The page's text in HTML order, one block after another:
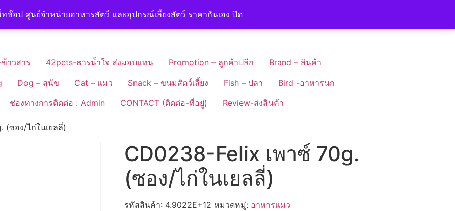
ทช๊อป ศูนย์จำหน่ายอาหารสัตว์ และอุปกรณ์เลี้ยงสัตว์ ราคากันเอง ปิด
าวสาร 42pets-ธารน้ำใจ ส่งมอบแทน Promotion – ลูกค้าปลีก
Brand – สินค้า
Dog – สุนัข Cat – แมว Snack – ขนมสัตว์เลี้ยง Fish – ปลา
Bird -อาหารนก
ช่องทางการติดต่อ : Admin CONTACT (ติดต่อ-ที่อยู่) Review-ส่งสินค้า
(ซอง/ไก่ในเยลลี่)
CD0238-Felix เพาซ์ 70g.
(ซอง/ไก่ในเยลลี่)
รหัสสินค้า: 4.9022E+12 หมวดหมู่: อาหารแมว